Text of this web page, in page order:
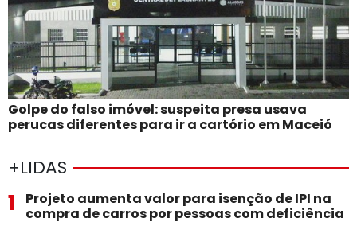
Golpe do falso imóvel: suspeita presa usava
perucas diferentes para ir a cartório em Maceió
+LIDAS
1
Projeto aumenta valor para isenção de IPI na
compra de carros por pessoas com deficiência